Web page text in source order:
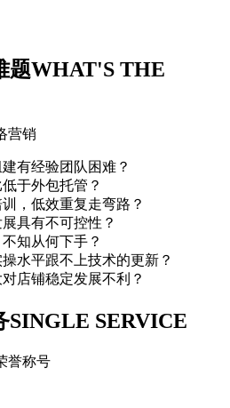
题WHAT'S THE
营销
有经验团队困难？
于外包托管？
，低效重复走弯路？
具有不可控性？
知从何下手？
水平跟不上技术的更新？
店铺稳定发展不利？
SINGLE SERVICE
誉称号